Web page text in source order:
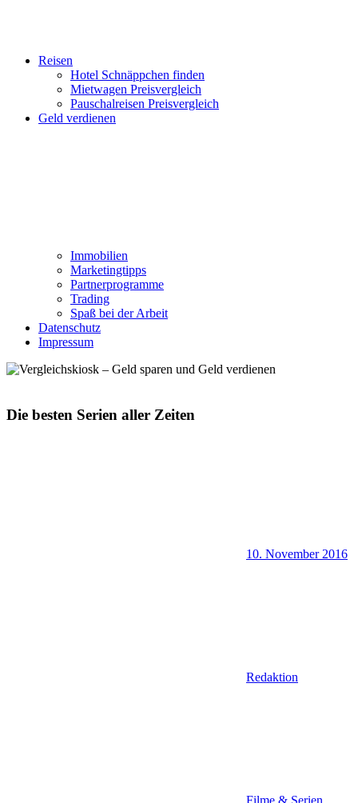
Reisen
Hotel Schnäppchen finden
Mietwagen Preisvergleich
Pauschalreisen Preisvergleich
Geld verdienen
Immobilien
Marketingtipps
Partnerprogramme
Trading
Spaß bei der Arbeit
Datenschutz
Impressum
Die besten Serien aller Zeiten
10. November 2016
Redaktion